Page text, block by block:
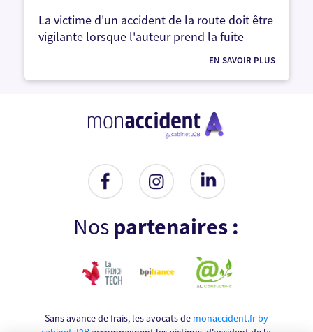
La victime d'un accident de la route doit être
vigilante lorsque l'auteur prend la fuite
EN SAVOIR PLUS
Nos partenaires :
Sans avance de frais, les avocats de monaccident.fr by